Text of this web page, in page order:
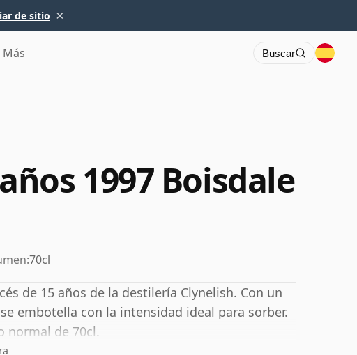
de sitio ×
Más Buscar
1997 Boisdale
70cl
de 15 años de la destilería Clynelish. Con un
embotella con la intensidad ideal para sorber.
normal de 70cl.